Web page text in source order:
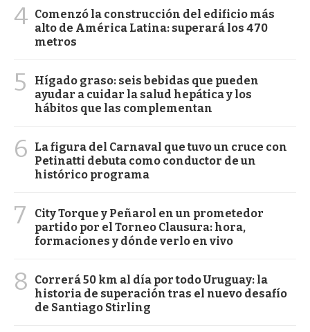
4 Comenzó la construcción del edificio más
alto de América Latina: superará los 470
metros
5
Hígado graso: seis bebidas que pueden
ayudar a cuidar la salud hepática y los
hábitos que las complementan
6
La figura del Carnaval que tuvo un cruce con
Petinatti debuta como conductor de un
histórico programa
7
City Torque y Peñarol en un prometedor
partido por el Torneo Clausura: hora,
formaciones y dónde verlo en vivo
8
Correrá 50 km al día por todo Uruguay: la
historia de superación tras el nuevo desafío
de Santiago Stirling